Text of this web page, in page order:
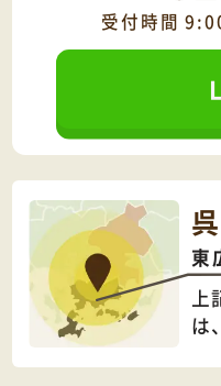
受付時間
東
は、